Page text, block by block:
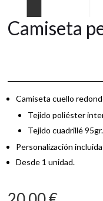
Camiseta
Camiseta cuello
Tejido poliéster
Tejido cuadrillé
Personalización
Desde 1 unidad.